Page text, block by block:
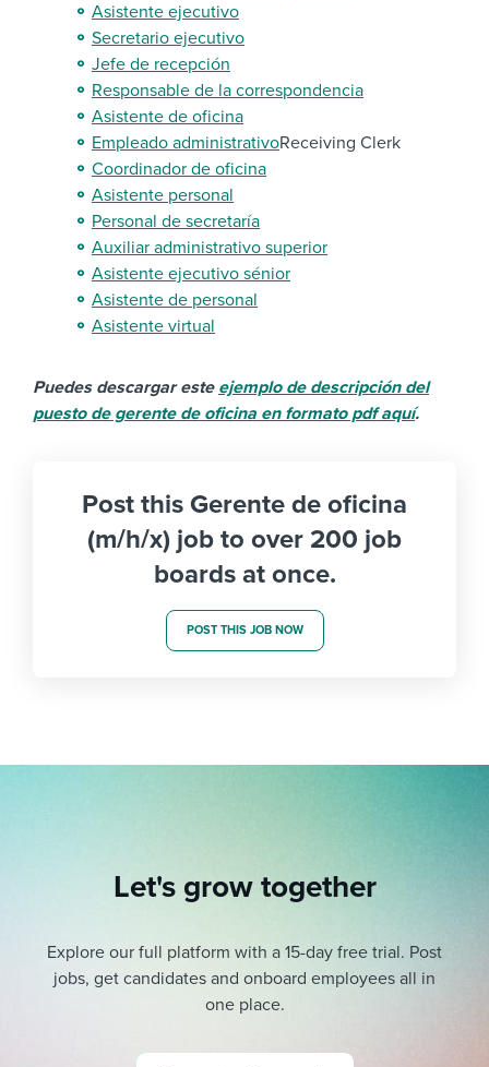
Asistente ejecutivo
Secretario ejecutivo
Jefe de recepción
Responsable de la correspondencia
Asistente de oficina
Empleado administrativoReceiving Clerk
Coordinador de oficina
Asistente personal
Personal de secretaría
Auxiliar administrativo superior
Asistente ejecutivo sénior
Asistente de personal
Asistente virtual
Puedes descargar este ejemplo de descripción del
puesto de gerente de oficina en formato pdf aquí.
Post this Gerente de oficina
(m/h/x) job to over 200 job
boards at once.
POST THIS JOB NOW
Let's grow together
Explore our full platform with a 15-day free trial. Post
jobs, get candidates and onboard employees all in
one place.